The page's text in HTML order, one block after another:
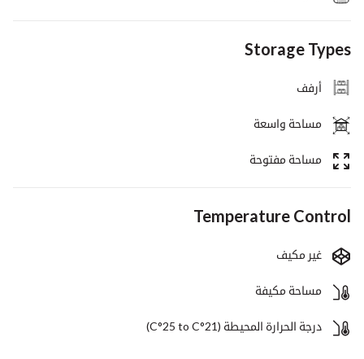
Storage Types
أرفف
مساحة واسعة
مساحة مفتوحة
Temperature Control
غير مكيف
مساحة مكيفة
درجة الحرارة المحيطة (C°25 to C°21)